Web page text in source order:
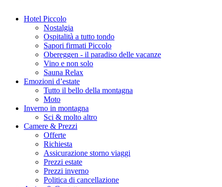
Hotel Piccolo
Nostalgia
Ospitalità a tutto tondo
Sapori firmati Piccolo
Obereggen - il paradiso delle vacanze
Vino e non solo
Sauna Relax
Emozioni d’estate
Tutto il bello della montagna
Moto
Inverno in montagna
Sci & molto altro
Camere & Prezzi
Offerte
Richiesta
Assicurazione storno viaggi
Prezzi estate
Prezzi inverno
Politica di cancellazione